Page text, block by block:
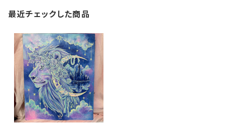
最近チェックした商品